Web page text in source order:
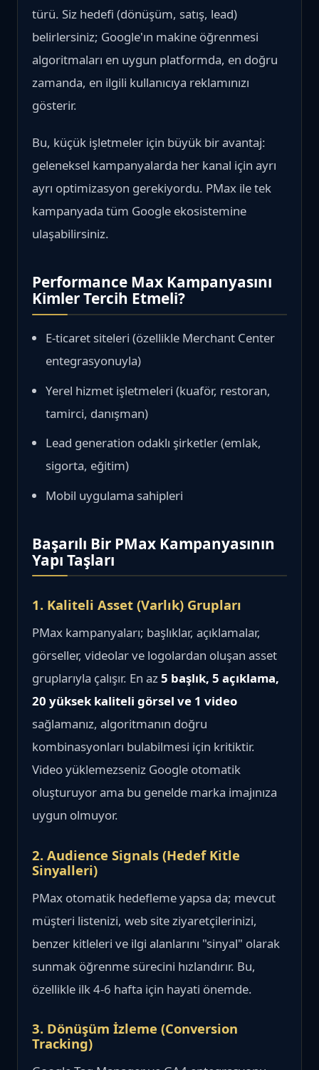
türü. Siz hedefi (dönüşüm, satış, lead)
belirlersiniz; Google'ın makine öğrenmesi
algoritmaları en uygun platformda, en doğru
zamanda, en ilgili kullanıcıya reklamınızı
gösterir.
Bu, küçük işletmeler için büyük bir avantaj:
geleneksel kampanyalarda her kanal için ayrı
ayrı optimizasyon gerekiyordu. PMax ile tek
kampanyada tüm Google ekosistemine
ulaşabilirsiniz.
Performance Max Kampanyasını
Kimler Tercih Etmeli?
E-ticaret siteleri (özellikle Merchant Center
entegrasyonuyla)
Yerel hizmet işletmeleri (kuaför, restoran,
tamirci, danışman)
Lead generation odaklı şirketler (emlak,
sigorta, eğitim)
Mobil uygulama sahipleri
Başarılı Bir PMax Kampanyasının
Yapı Taşları
1. Kaliteli Asset (Varlık) Grupları
PMax kampanyaları; başlıklar, açıklamalar,
görseller, videolar ve logolardan oluşan asset
gruplarıyla çalışır. En az5 başlık, 5 açıklama,
20 yüksek kaliteli görsel ve 1 video
sağlamanız, algoritmanın doğru
kombinasyonları bulabilmesi için kritiktir.
Video yüklemezseniz Google otomatik
oluşturuyor ama bu genelde marka imajınıza
uygun olmuyor.
2. Audience Signals (Hedef Kitle
Sinyalleri)
PMax otomatik hedefleme yapsa da; mevcut
müşteri listenizi, web site ziyaretçilerinizi,
benzer kitleleri ve ilgi alanlarını "sinyal" olarak
sunmak öğrenme sürecini hızlandırır. Bu,
özellikle ilk 4-6 hafta için hayati önemde.
3. Dönüşüm İzleme (Conversion
Tracking)